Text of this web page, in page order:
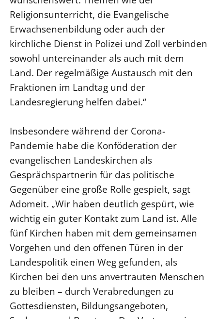
Religionsunterricht, die Evangelische
Erwachsenenbildung oder auch der
kirchliche Dienst in Polizei und Zoll verbinden
sowohl untereinander als auch mit dem
Land. Der regelmäßige Austausch mit den
Fraktionen im Landtag und der
Landesregierung helfen dabei.“
Insbesondere während der Corona-
Pandemie habe die Konföderation der
evangelischen Landeskirchen als
Gesprächspartnerin für das politische
Gegenüber eine große Rolle gespielt, sagt
Adomeit. „Wir haben deutlich gespürt, wie
wichtig ein guter Kontakt zum Land ist. Alle
fünf Kirchen haben mit dem gemeinsamen
Vorgehen und den offenen Türen in der
Landespolitik einen Weg gefunden, als
Kirchen bei den uns anvertrauten Menschen
zu bleiben – durch Verabredungen zu
Gottesdiensten, Bildungsangeboten,
Kantine Speiseplan
Kirchliches Amtsblatt
Kirchliche Verwaltung
Klimaschutzgesetz
Kunstreferat
NKVK
Personalausschuss
Projektmanagement
Recht
Terminstundenplaner